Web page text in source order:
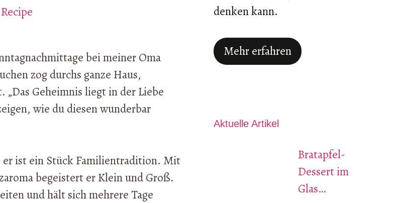
bei meiner Oma
zog durchs ganze Haus,
Geheimnis liegt in der Liebe
wie du diesen wunderbar
er ist ein Stück Familientradition. Mit
begeistert er Klein und Groß.
und hält sich mehrere Tage
denken kann.
Mehr erfahren
Aktuelle Artikel
Bratapfel-
Dessert im
Glas…